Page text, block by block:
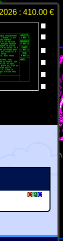
: 410.00 €